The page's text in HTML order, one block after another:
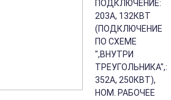
ПОДКЛЮЧЕНИЕ:
203A, 132КВТ
(ПОДКЛЮЧЕНИЕ
ПО СХЕМЕ
",ВНУТРИ
ТРЕУГОЛЬНИКА",:
352A, 250КВТ),
НОМ. РАБОЧЕЕ